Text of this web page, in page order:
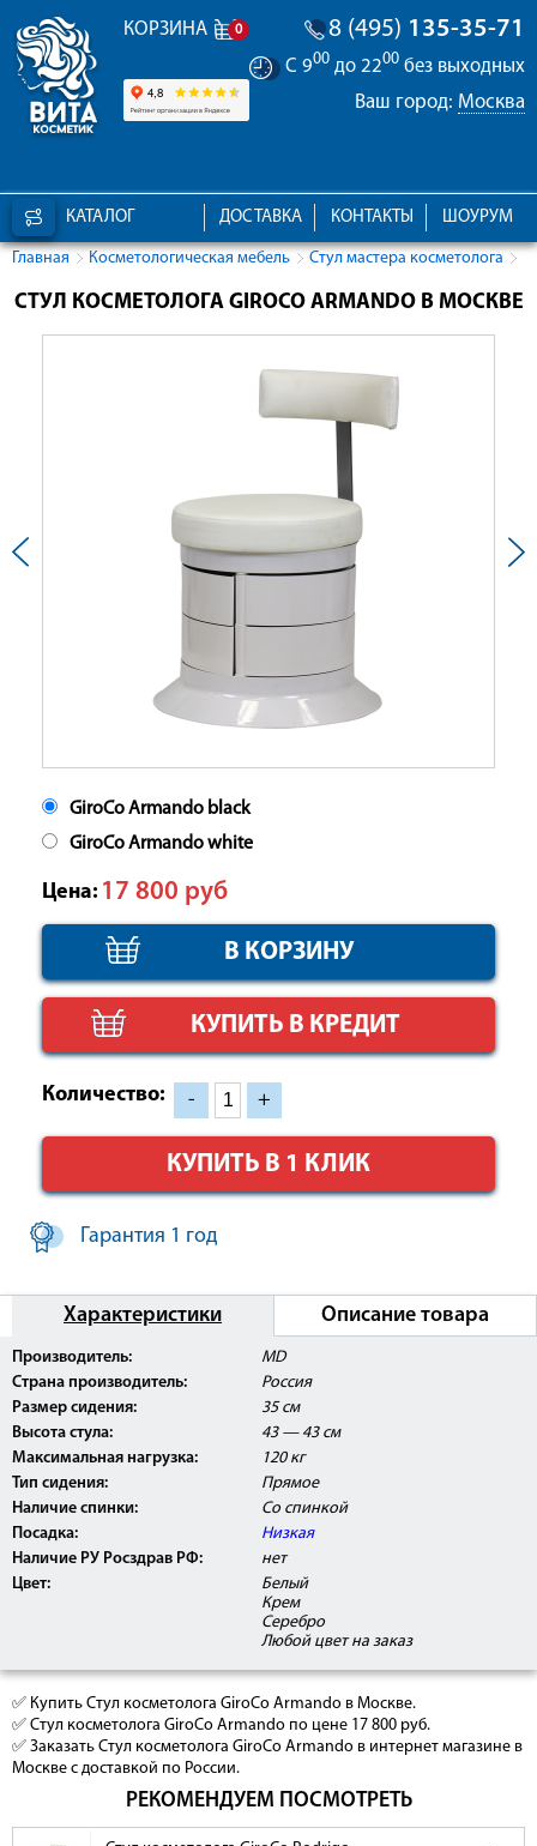
КОРЗИНА 0 8 (495) 135-35-71
С 900 до 2200 без выходных
Ваш город: Москва
КАТАЛОГ ШОУРУМ
КОНТАКТЫ
ДОСТАВКА
Главная Косметологическая мебель Стул мастера косметолога
СТУЛ КОСМЕТОЛОГА GIROCO ARMANDO В МОСКВЕ
GiroCo Armando black
GiroCo Armando white
Цена: 17 800 руб
КУПИТЬ В КРЕДИТ
Количество: - +
КУПИТЬ В 1 КЛИК
Гарантия 1 год
Характеристики Описание товара
Производитель:
MD
Страна производитель:
Россия
Размер сидения:
35 см
Высота стула:
43 — 43 см
Максимальная нагрузка:
120 кг
Тип сидения:
Прямое
Наличие спинки:
Со спинкой
Посадка:
Низкая
Наличие РУ Росздрав РФ:
нет
Цвет:
Белый
Крем
Серебро
Любой цвет на заказ
✅ Купить Стул косметолога GiroCo Armando в Москве.
✅ Стул косметолога GiroCo Armando по цене 17 800 руб.
✅ Заказать Стул косметолога GiroCo Armando в интернет магазине в
Москве с доставкой по России.
РЕКОМЕНДУЕМ ПОСМОТРЕТЬ